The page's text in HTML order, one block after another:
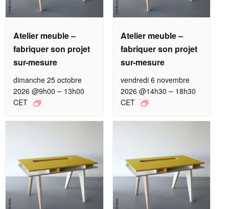
Atelier meuble –
fabriquer son projet
sur-mesure
dimanche 25 octobre
2026 @9h00 – 13h00
CET
Atelier meuble –
fabriquer son projet
sur-mesure
vendredi 6 novembre
2026 @14h30 – 18h30
CET